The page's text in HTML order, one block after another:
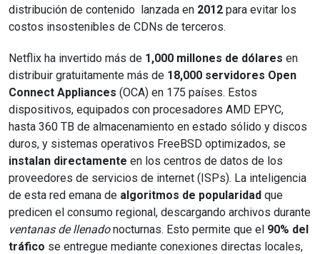
distribución de contenido lanzada en 2012 para evitar los
costos insostenibles de CDNs de terceros.
Netflix ha invertido más de 1,000 millones de dólares en
distribuir gratuitamente más de 18,000 servidores Open
Connect Appliances (OCA) en 175 países. Estos
dispositivos, equipados con procesadores AMD EPYC,
hasta 360 TB de almacenamiento en estado sólido y discos
duros, y sistemas operativos FreeBSD optimizados, se
instalan directamente en los centros de datos de los
proveedores de servicios de internet (ISPs). La inteligencia
de esta red emana de algoritmos de popularidad que
predicen el consumo regional, descargando archivos durante
ventanas de llenadonocturnas. Esto permite que el 90% del
tráfico se entregue mediante conexiones directas locales,